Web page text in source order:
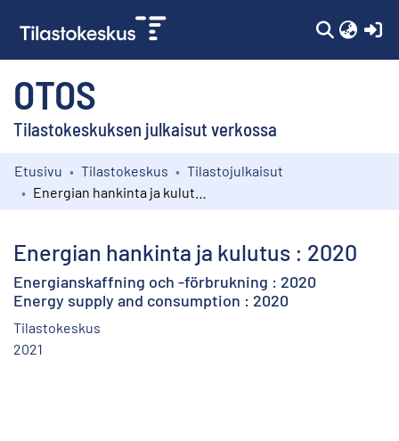
OTOS
Tilastokeskuksen julkaisut verkossa
Kokoelmat
Etusivu Tilastokeskus
Tilastojulkaisut
Energian hankinta ja kulutus : 2020
Energianskaffning och -förbrukning : 2020
Energy supply and consumption : 2020
Tilastokeskus
2021